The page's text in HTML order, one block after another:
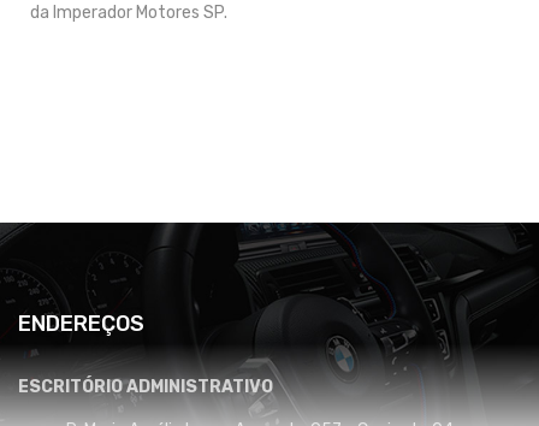
da Imperador Motores SP.
ENDEREÇOS
ESCRITÓRIO ADMINISTRATIVO